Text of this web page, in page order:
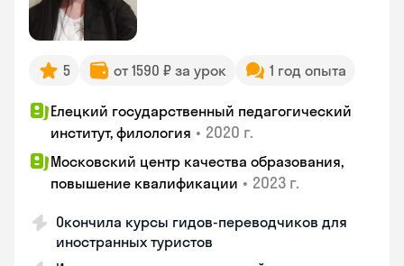
5 от 1590 ₽ за урок 1 год опыта
Елецкий государственный педагогический
институт, филология • 2020 г.
Московский центр качества образования,
повышение квалификации • 2023 г.
Окончила курсы гидов-переводчиков для
иностранных туристов